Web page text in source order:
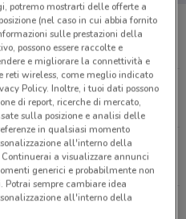
vicinanze
Roma
Roma
potremo mostrarti delle offerte a
(nel caso in cui abbia fornito
sulle prestazioni della
possono essere raccolte e
e migliorare la connettività e
reti wireless, come meglio indicato
Policy. Inoltre, i tuoi dati possono
di report, ricerche di mercato,
sulla posizione e analisi delle
in qualsiasi momento
all'interno della
a visualizzare annunci
generici e probabilmente non
Potrai sempre cambiare idea
all'interno della